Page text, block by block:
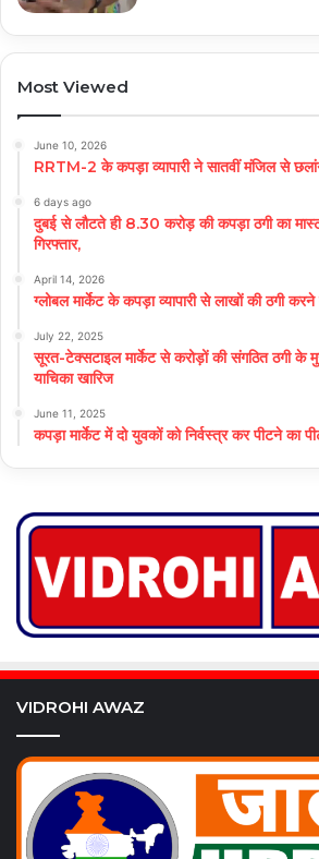
Most Viewed
June 10, 2026
RRTM-2 के कपड़ा व्यापारी ने सातवीं मंजिल से
6 days ago
दुबई से लौटते ही 8.30 करोड़ की कपड़ा ठगी का
गिरफ्तार,
April 14, 2026
ग्लोबल मार्केट के कपड़ा व्यापारी से लाखों की ठगी करने
July 22, 2025
सूरत-टेक्सटाइल मार्केट से करोड़ों की संगठित ठगी के
याचिका खारिज
June 11, 2025
कपड़ा मार्केट में दो युवकों को निर्वस्त्र कर पीटने का
VIDROHI AWAZ